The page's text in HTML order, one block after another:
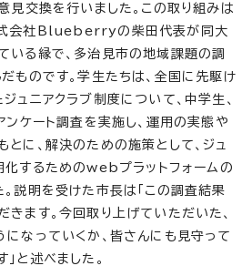
見交換を行いました。この取り組みは
会社Blueberryの柴田代表が同大
いる縁で、多治見市の地域課題の調
ものです。学生たちは、全国に先駆け
ュニアクラブ制度について、中学生、
ケート調査を実施し、運用の実態や
に、解決のための施策として、ジュ
化するためのwebプラットフォームの
説明を受けた市長は「この調査結果
ます。今回取り上げていただいた、
なっていくか、皆さんにも見守って
と述べました。